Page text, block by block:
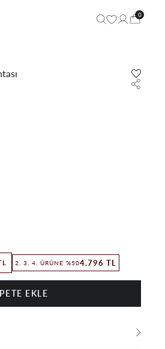
0
2. 3. 4. ÜRÜNE %504.796 TL